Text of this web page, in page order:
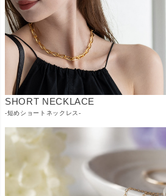
SHORT NECKLACE
-短めショートネックレス-